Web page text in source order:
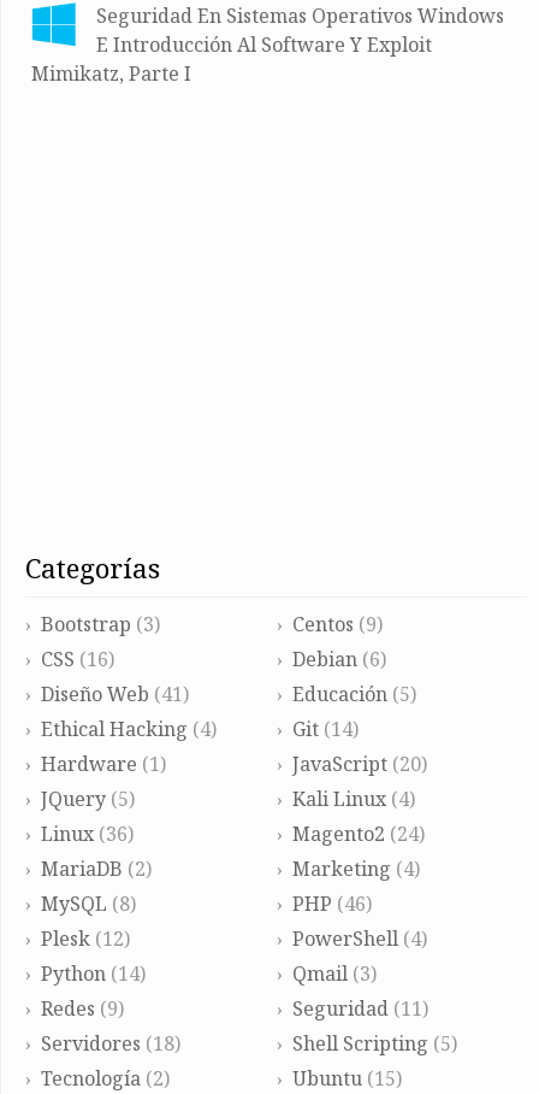
Seguridad En Sistemas Operativos Windows
E Introducción Al Software Y Exploit
Mimikatz, Parte I
categorías
Bootstrap (3) Centos (9)
CSS (16) Debian(6)
Diseño Web (41) Educación(5)
Ethical Hacking (4) Git(14)
Hardware (1) JavaScript(20)
JQuery (5) Kali Linux(4)
Linux (36) Magento2 (24)
MariaDB (2) Marketing (4)
MySQL (8) PHP (46)
Plesk (12) PowerShell(4)
Python (14) Qmail(3)
Redes (9) Seguridad(11)
Servidores (18) Shell Scripting (5)
Tecnología (2) Ubuntu(15)